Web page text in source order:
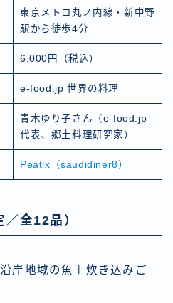
東京メトロ丸ノ内線・新中野
駅から徒歩4分
6,000円（税込）
e-food.jp 世界の料理
青木ゆり子さん（e-food.jp
代表、郷土料理研究家）
Peatix（saudidiner8）
全12品）
岸地域の魚＋炊き込みご